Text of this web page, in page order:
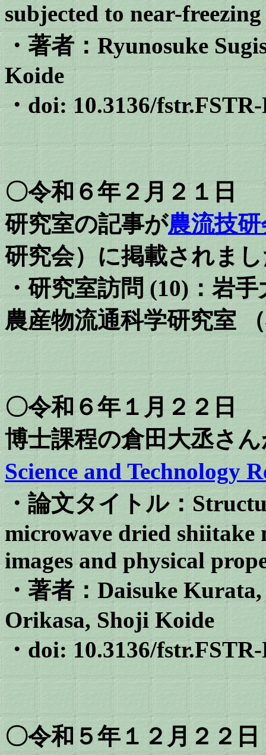
subjected to near-
・著者： Ryunosuke
Koide
・doi: 10.3136/
〇令和６年２月２１日
研究室の記事が農流技研
研究会）に掲載されま
・研究室訪問 (10)：岩
農産物流通科学研究室
〇令和６年１月２２日
博士課程の倉田大丞さ
Science and Technology
・論文タイトル：
microwave dried shiitake
images and physical
・著者： Daisuke
Orikasa, Shoji Koide
・doi: 10.3136/
〇令和５年１２月２２日